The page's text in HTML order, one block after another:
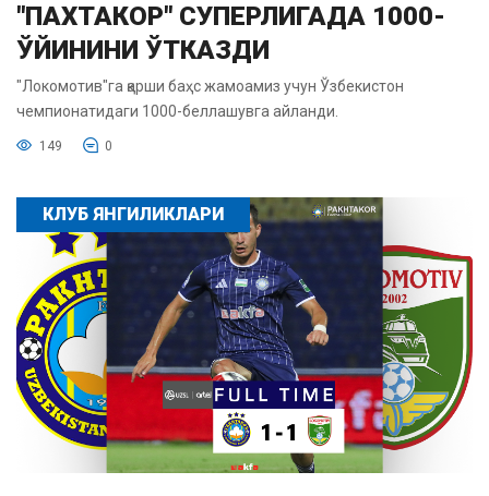
"ПАХТАКОР" СУПЕРЛИГАДА 1000-
ЎЙИНИНИ ЎТКАЗДИ
"Локомотив"га қарши баҳс жамоамиз учун Ўзбекистон
чемпионатидаги 1000-беллашувга айланди.
149 0
КЛУБ ЯНГИЛИКЛАРИ